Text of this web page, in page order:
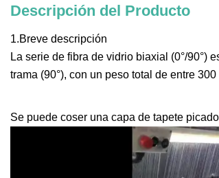
Descripción del Producto
1.Breve descripción
La serie de fibra de vidrio biaxial (0°/90°)
trama (90°), con un peso total de entre
Se puede coser una capa de tapete